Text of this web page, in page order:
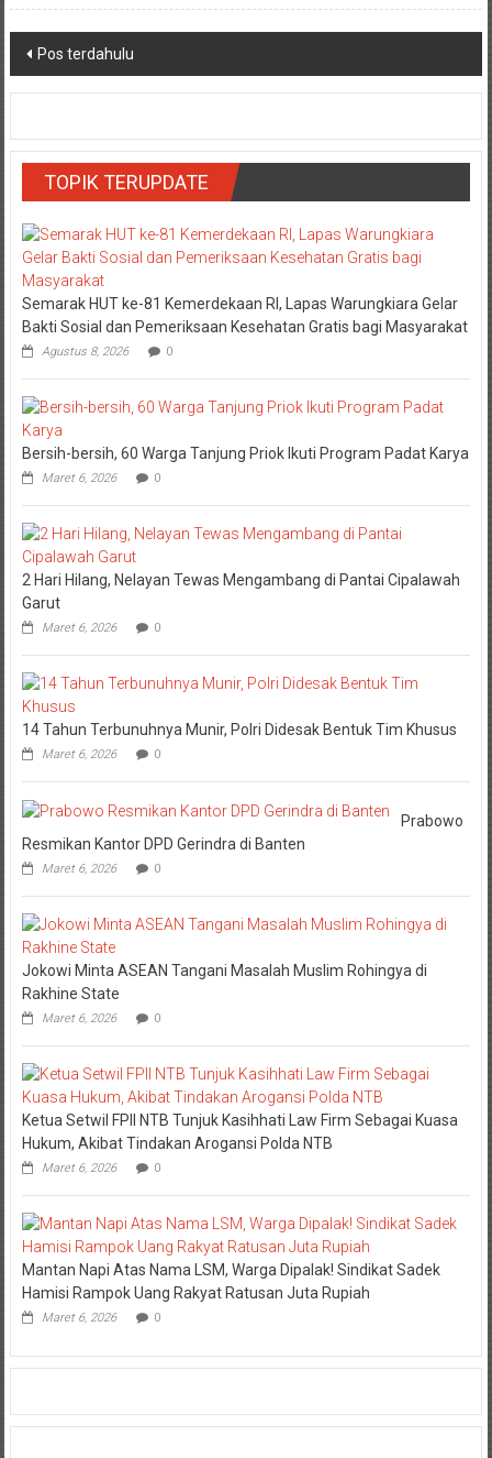
Navigasi
pos
Pos terdahulu
TOPIK TERUPDATE
Semarak HUT ke-81 Kemerdekaan RI, Lapas Warungkiara Gelar
Bakti Sosial dan Pemeriksaan Kesehatan Gratis bagi Masyarakat
Agustus 8, 2026 0
Bersih-bersih, 60 Warga Tanjung Priok Ikuti Program Padat Karya
Maret 6, 2026 0
2 Hari Hilang, Nelayan Tewas Mengambang di Pantai Cipalawah
Garut
Maret 6, 2026 0
14 Tahun Terbunuhnya Munir, Polri Didesak Bentuk Tim Khusus
Maret 6, 2026 0
Prabowo
Resmikan Kantor DPD Gerindra di Banten
Maret 6, 2026 0
Jokowi Minta ASEAN Tangani Masalah Muslim Rohingya di
Rakhine State
Maret 6, 2026 0
Ketua Setwil FPII NTB Tunjuk Kasihhati Law Firm Sebagai Kuasa
Hukum, Akibat Tindakan Arogansi Polda NTB
Maret 6, 2026 0
Mantan Napi Atas Nama LSM, Warga Dipalak! Sindikat Sadek
Hamisi Rampok Uang Rakyat Ratusan Juta Rupiah
Maret 6, 2026 0